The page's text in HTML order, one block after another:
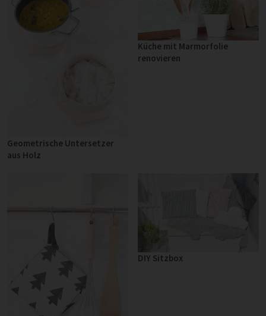
Geometrische Untersetzer
aus Holz
Küche mit Marmorfolie
renovieren
DIY Sitzbox